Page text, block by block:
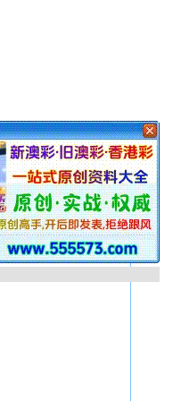
关闭
编辑
发帖
开奖直播 只看该作者